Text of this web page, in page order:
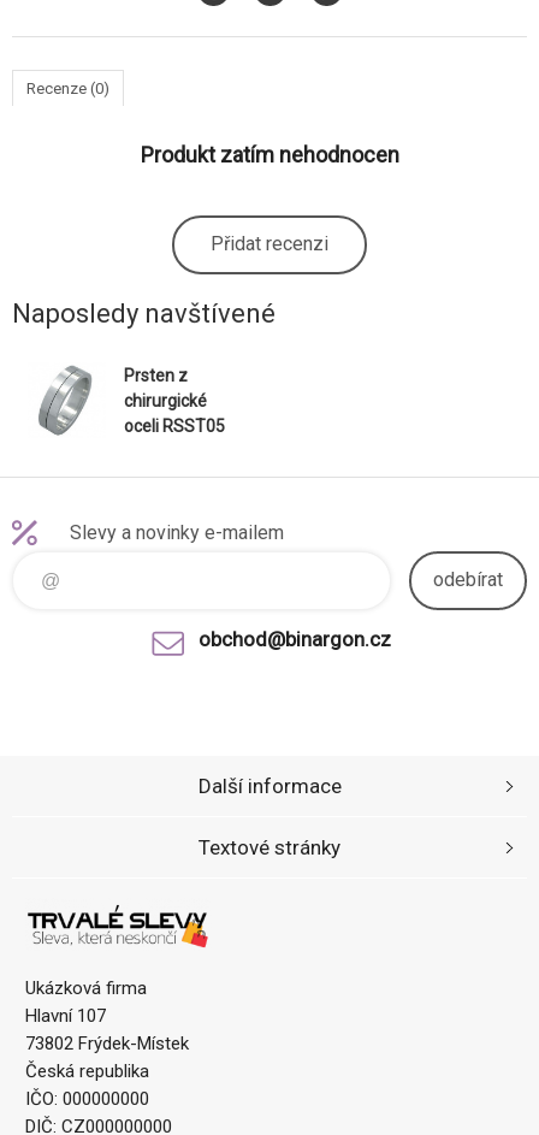
Recenze (0)
Produkt zatím nehodnocen
Přidat recenzi
Naposledy navštívené
Prsten z
chirurgické
oceli RSST05
Slevy a novinky e-mailem
odebírat
obchod@binargon.cz
Ukázková firma
Hlavní 107
73802 Frýdek-Místek
Česká republika
IČO: 000000000
DIČ: CZ000000000
Další informace
Textové stránky